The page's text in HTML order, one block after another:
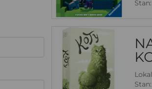
Stan:
Stan: